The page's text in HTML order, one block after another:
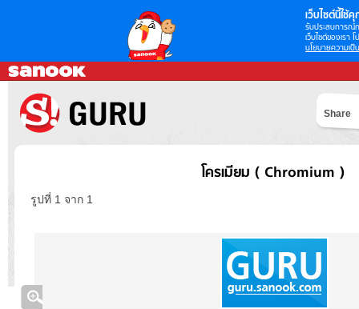
เว็บไซต์นี้ใช้คุ
รับประสบการณ์
เว็บไซต์ของเรา
นโยบายความเป็
Share
โครเมียม ( Chromium )
รูปที่ 1 จาก 1